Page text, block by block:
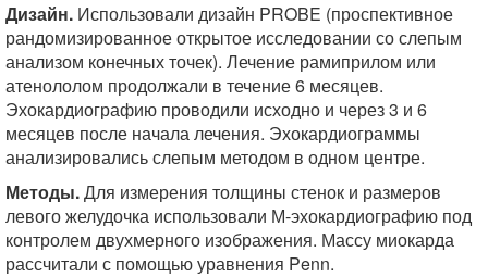
Дизайн. Использовали дизайн PROBE (проспективное
рандомизированное открытое исследовании со слепым
анализом конечных точек). Лечение рамиприлом или
атенололом продолжали в течение 6 месяцев.
Эхокардиографию проводили исходно и через 3 и 6
месяцев после начала лечения. Эхокардиограммы
анализировались слепым методом в одном центре.
Методы.Для измерения толщины стенок и размеров
левого желудочка использовали М-эхокардиографию под
контролем двухмерного изображения. Массу миокарда
рассчитали с помощью уравнения Penn.